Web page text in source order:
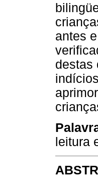
antes
destas
leitura